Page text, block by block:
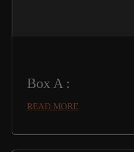
Box A :
READ MORE